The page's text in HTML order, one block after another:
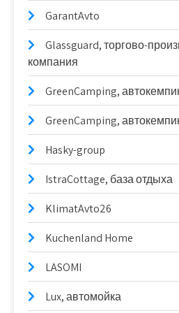
GarantAvto
Glassguard, торгово-
компания
GreenCamping,
GreenCamping,
Hasky-group
IstraCottage, база отдыха
KlimatAvto26
Kuchenland Home
LASOMI
Lux, автомойка